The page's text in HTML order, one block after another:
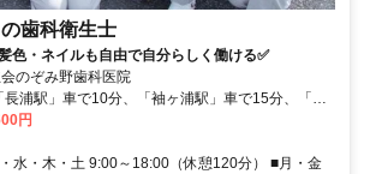
歯科衛生士
色・ネイルも自由で自分らしく働ける✅
のぞみ野歯科医院
長浦駅」車で10分、「袖ヶ浦駅」車で15分、「の
徒歩1分
円
水・木・土 9:00～18:00（休憩120分） ■月・金